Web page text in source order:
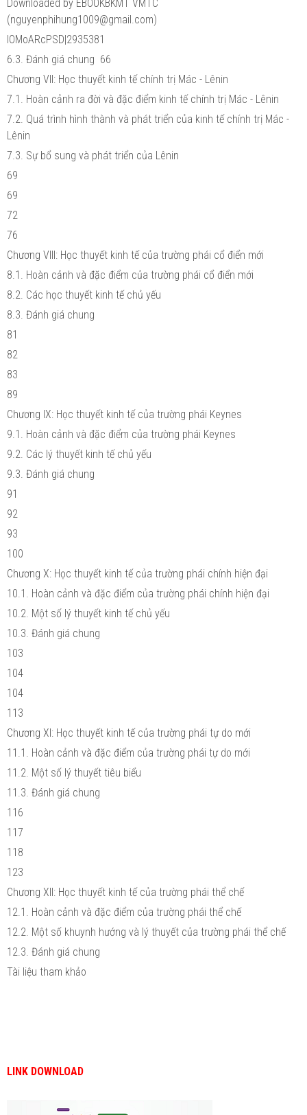
Downloaded by EBOOKBKMT VMTC
(nguyenphihung1009@gmail.com)
lOMoARcPSD|2935381
6.3. Đánh giá chung 66
Chương VII: Học thuyết kinh tế chính trị Mác - Lênin
7.1. Hoàn cảnh ra đời và đặc điểm kinh tế chính trị Mác - Lênin
7.2. Quá trình hình thành và phát triển của kinh tế chính trị Mác -
Lênin
7.3. Sự bổ sung và phát triển của Lênin
69
69
72
76
Chương VIII: Học thuyết kinh tế của trường phái cổ điển mới
8.1. Hoàn cảnh và đặc điểm của trường phái cổ điển mới
8.2. Các học thuyết kinh tế chủ yếu
8.3. Đánh giá chung
81
82
83
89
Chương IX: Học thuyết kinh tế của trường phái Keynes
9.1. Hoàn cảnh và đặc điểm của trường phái Keynes
9.2. Các lý thuyết kinh tế chủ yếu
9.3. Đánh giá chung
91
92
93
100
Chương X: Học thuyết kinh tế của trường phái chính hiện đại
10.1. Hoàn cảnh và đặc điểm của trường phái chính hiện đại
10.2. Một số lý thuyết kinh tế chủ yếu
10.3. Đánh giá chung
103
104
104
113
Chương XI: Học thuyết kinh tế của trường phái tự do mới
11.1. Hoàn cảnh và đặc điểm của trường phái tự do mới
11.2. Một số lý thuyết tiêu biểu
11.3. Đánh giá chung
116
117
118
123
Chương XII: Học thuyết kinh tế của trường phái thể chế
12.1. Hoàn cảnh và đặc điểm của trường phái thể chế
12.2. Một số khuynh hướng và lý thuyết của trường phái thể chế
12.3. Đánh giá chung
Tài liệu tham khảo
LINK DOWNLOAD